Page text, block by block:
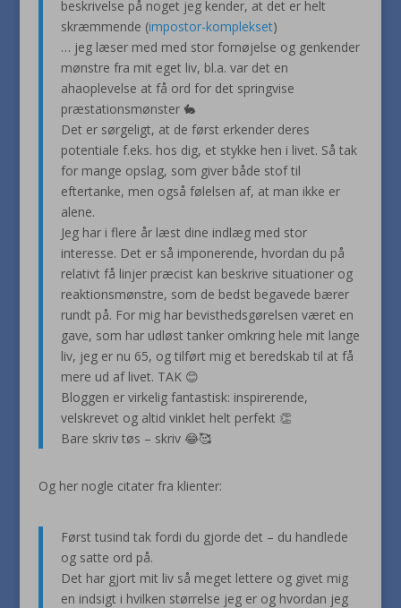
beskrivelse på noget jeg kender, at det er helt
skræmmende (impostor-komplekset)
… jeg læser med med stor fornøjelse og genkender
mønstre fra mit eget liv, bl.a. var det en
ahaoplevelse at få ord for det springvise
præstationsmønster 🐇
Det er sørgeligt, at de først erkender deres
potentiale f.eks. hos dig, et stykke hen i livet. Så tak
for mange opslag, som giver både stof til
eftertanke, men også følelsen af, at man ikke er
alene.
Jeg har i flere år læst dine indlæg med stor
interesse. Det er så imponerende, hvordan du på
relativt få linjer præcist kan beskrive situationer og
reaktionsmønstre, som de bedst begavede bærer
rundt på. For mig har bevisthedsgørelsen været en
gave, som har udløst tanker omkring hele mit lange
liv, jeg er nu 65, og tilført mig et beredskab til at få
mere ud af livet. TAK 😊
Bloggen er virkelig fantastisk: inspirerende,
velskrevet og altid vinklet helt perfekt 👏
Bare skriv tøs – skriv 😂🥰
Og her nogle citater fra klienter:
Først tusind tak fordi du gjorde det – du handlede
og satte ord på.
Det har gjort mit liv så meget lettere og givet mig
en indsigt i hvilken størrelse jeg er og hvordan jeg